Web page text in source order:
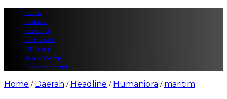
Home
Redaksi
Nasional
Polhukam
Olahraga
Suara Warga
Entertainment
Home / Daerah / Headline / Humaniora / maritim